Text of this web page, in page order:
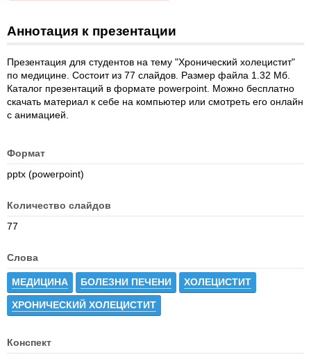
Аннотация к презентации
Презентация для студентов на тему "Хронический холецистит"
по медицине. Состоит из 77 слайдов. Размер файла 1.32 Мб.
Каталог презентаций в формате powerpoint. Можно бесплатно
скачать материал к себе на компьютер или смотреть его онлайн
с анимацией.
Формат
pptx (powerpoint)
Количество слайдов
77
Слова
МЕДИЦИНА БОЛЕЗНИ ПЕЧЕНИ ХОЛЕЦИСТИТ
ХРОНИЧЕСКИЙ ХОЛЕЦИСТИТ
Конспект